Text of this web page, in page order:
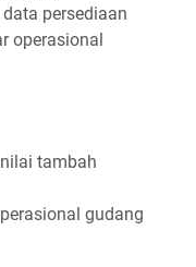
persediaan
operasional
tambah
gudang